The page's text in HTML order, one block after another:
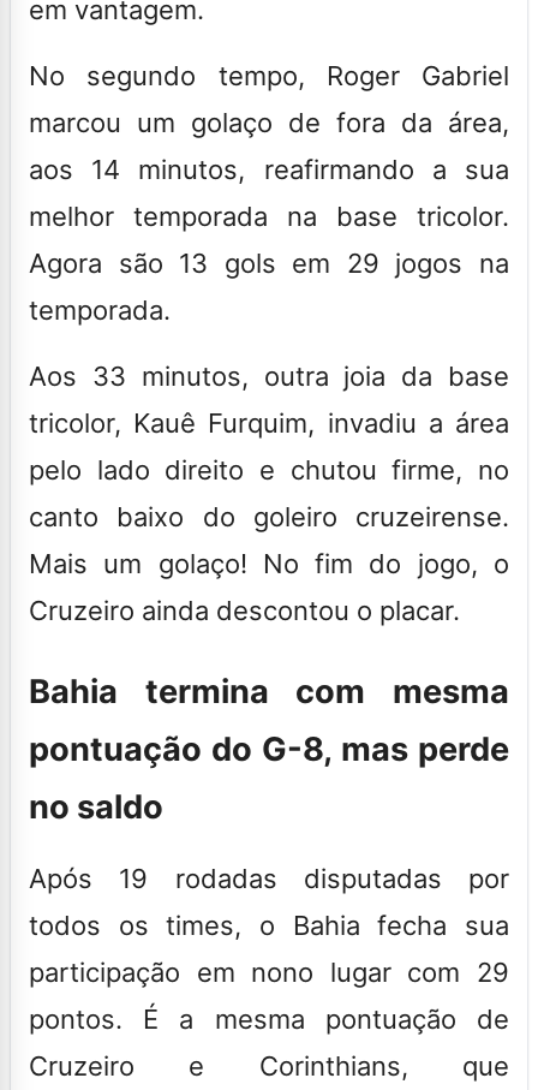
em vantagem.
No segundo tempo, Roger Gabriel
marcou um golaço de fora da área,
aos 14 minutos, reafirmando a sua
melhor temporada na base tricolor.
Agora são 13 gols em 29 jogos na
temporada.
Aos 33 minutos, outra joia da base
tricolor, Kauê Furquim, invadiu a área
pelo lado direito e chutou firme, no
canto baixo do goleiro cruzeirense.
Mais um golaço! No fim do jogo, o
Cruzeiro ainda descontou o placar.
Bahia termina com mesma
pontuação do G-8, mas perde
no saldo
Após 19 rodadas disputadas por
todos os times, o Bahia fecha sua
participação em nono lugar com 29
pontos. É a mesma pontuação de
Cruzeiro e Corinthians, que